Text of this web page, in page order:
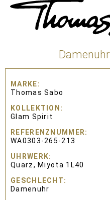
MARKE
Thomas Sabo
KOLLEKTION
Glam Spirit
REFERENZNUMMER
WA0303-265-213
UHRWERK
Quarz, Miyota 1L40
GESCHLECHT
Damenuhr